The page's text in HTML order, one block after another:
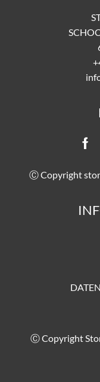
Ⓒ Copyright
Ⓒ Copyright